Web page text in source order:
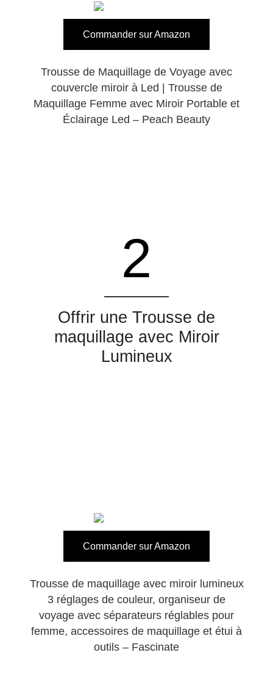
Commander sur Amazon
Trousse de Maquillage de Voyage avec
couvercle miroir à Led | Trousse de
Maquillage Femme avec Miroir Portable et
Éclairage Led – Peach Beauty
2
Offrir une Trousse de
maquillage avec Miroir
Lumineux
Commander sur Amazon
Trousse de maquillage avec miroir lumineux
3 réglages de couleur, organiseur de
voyage avec séparateurs réglables pour
femme, accessoires de maquillage et étui à
outils – Fascinate